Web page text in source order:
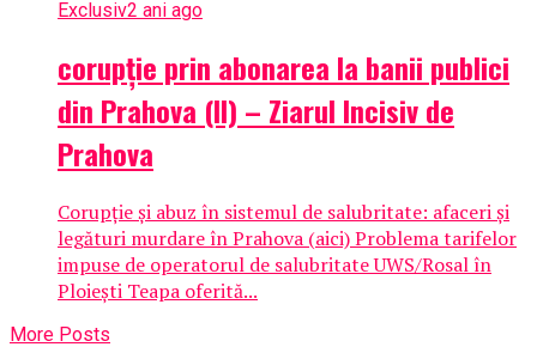
Exclusiv2 ani ago
corupție prin abonarea la banii publici
din Prahova (II) – Ziarul Incisiv de
Prahova
Corupție și abuz în sistemul de salubritate: afaceri și
legături murdare în Prahova (aici) Problema tarifelor
impuse de operatorul de salubritate UWS/Rosal în
Ploiești Teapa oferită...
More Posts